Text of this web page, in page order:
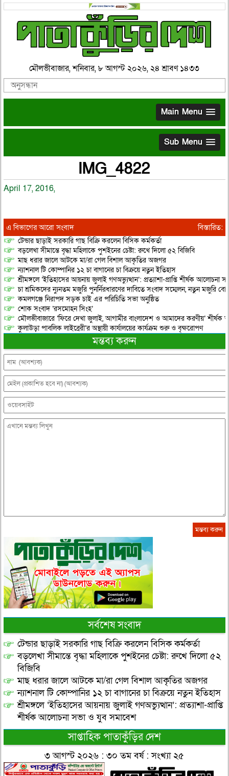
মৌলভীবাজার, শনিবার, ৮ আগস্ট ২০২৬, ২৪ শ্রাবণ ১৪৩৩
Main Menu
Sub Menu
IMG_4822
April 17, 2016,
এ বিভাগের আরো সংবাদ বিস্তারিত:
টেন্ডার ছাড়াই সরকারি গাছ বিক্রি করলেন বিসিক কর্মকর্তা
বড়লেখা সীমান্তে বৃদ্ধা মহিলাকে পুশইনের চেষ্টা: রুখে দিলো ৫২ বিজিবি
মাছ ধরার জালে আটকে মা/রা গেল বিশাল আকৃতির অজগর
ন্যাশনাল টি কোম্পানির ১২ চা বাগানের চা বিক্রয়ে নতুন ইতিহাস
শ্রীমঙ্গলে ‘ইতিহাসের আয়নায় জুলাই গণঅভ্যুত্থান’: প্রত্যাশা-প্রাপ্তি শীর্ষক আলোচনা
চা শ্রমিকদের ন্যুনতম মজুরি পুনর্নিরধারণের দাবিতে সংবাদ সম্মেলন, নতুন মজুরি
কমলগঞ্জে নিরাপদ সড়ক চাই এর পরিচিতি সভা অনুষ্ঠিত
শোক সংবাদ ‘রসমোহন সিংহ’
মৌলভীবাজারে ‘ফিরে দেখা জুলাই, আগামীর বাংলাদেশ ও আমাদের করণীয়’ শীর্ষক
কুলাউড়া পাবলিক লাইব্রেরী’র অস্থায়ী কার্যালয়ের কার্যক্রম শুরু ও বৃক্ষরোপণ
মন্তব্য করুন
সর্বশেষ সংবাদ
টেন্ডার ছাড়াই সরকারি গাছ বিক্রি করলেন বিসিক কর্মকর্তা
বড়লেখা সীমান্তে বৃদ্ধা মহিলাকে পুশইনের চেষ্টা: রুখে দিলো ৫২
বিজিবি
মাছ ধরার জালে আটকে মা/রা গেল বিশাল আকৃতির অজগর
ন্যাশনাল টি কোম্পানির ১২ চা বাগানের চা বিক্রয়ে নতুন ইতিহাস
শ্রীমঙ্গলে ‘ইতিহাসের আয়নায় জুলাই গণঅভ্যুত্থান’: প্রত্যাশা-প্রাপ্তি
শীর্ষক আলোচনা সভা ও যুব সমাবেশ
সাপ্তাহিক পাতাকুঁড়ির দেশ
৩ আগস্ট ২০২৬ : ৩০ তম বর্ষ : সংখ্যা ২৫